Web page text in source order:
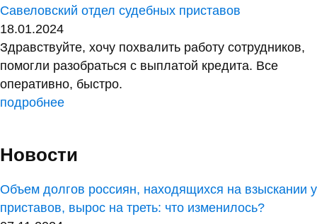
Савеловский отдел судебных приставов
18.01.2024
Здравствуйте, хочу похвалить работу сотрудников,
помогли разобраться с выплатой кредита. Все
оперативно, быстро.
подробнее
Новости
Объем долгов россиян, находящихся на взыскании у
приставов, вырос на треть: что изменилось?